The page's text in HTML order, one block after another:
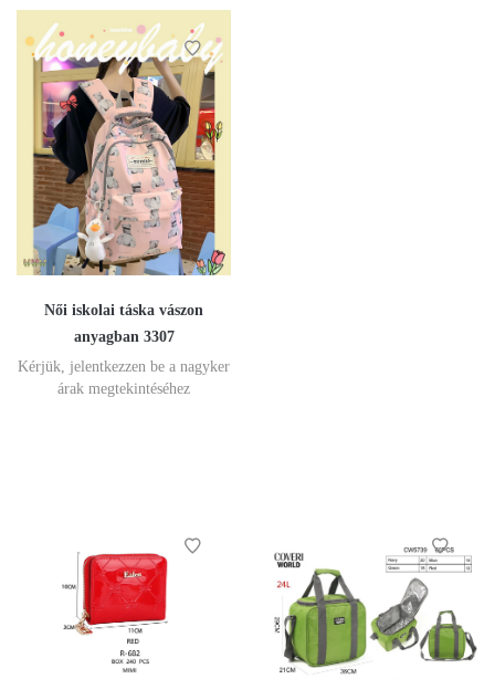
Női iskolai táska vászon
anyagban 3307
Kérjük, jelentkezzen be a nagyker
árak megtekintéséhez